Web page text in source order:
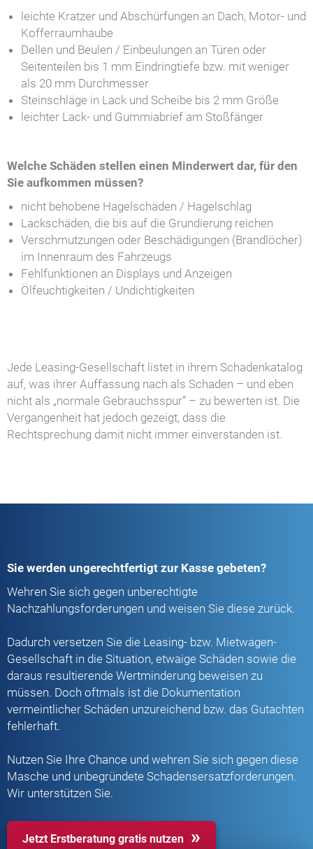
leichte Kratzer und Abschürfungen an Dach, Motor- und
Kofferraumhaube
Dellen und Beulen / Einbeulungen an Türen oder
Seitenteilen bis 1 mm Eindringtiefe bzw. mit weniger
als 20 mm Durchmesser
Steinschläge in Lack und Scheibe bis 2 mm Größe
leichter Lack- und Gummiabrief am Stoßfänger
Welche Schäden stellen einen Minderwert dar, für den
Sie aufkommen müssen?
nicht behobene Hagelschäden / Hagelschlag
Lackschäden, die bis auf die Grundierung reichen
Verschmutzungen oder Beschädigungen (Brandlöcher)
im Innenraum des Fahrzeugs
Fehlfunktionen an Displays und Anzeigen
Ölfeuchtigkeiten / Undichtigkeiten
Jede Leasing-Gesellschaft listet in ihrem Schadenkatalog
auf, was ihrer Auffassung nach als Schaden – und eben
nicht als „normale Gebrauchsspur” – zu bewerten ist. Die
Vergangenheit hat jedoch gezeigt, dass die
Rechtsprechung damit nicht immer einverstanden ist.
Sie werden ungerechtfertigt zur Kasse gebeten?
Wehren Sie sich gegen unberechtigte
Nachzahlungsforderungen und weisen Sie diese zurück.
Dadurch versetzen Sie die Leasing- bzw. Mietwagen-
Gesellschaft in die Situation, etwaige Schäden sowie die
daraus resultierende Wertminderung beweisen zu
müssen. Doch oftmals ist die Dokumentation
vermeintlicher Schäden unzureichend bzw. das Gutachten
fehlerhaft.
Nutzen Sie Ihre Chance und wehren Sie sich gegen diese
Masche und unbegründete Schadensersatzforderungen.
Wir unterstützen Sie.
Jetzt Erstberatung gratis nutzen